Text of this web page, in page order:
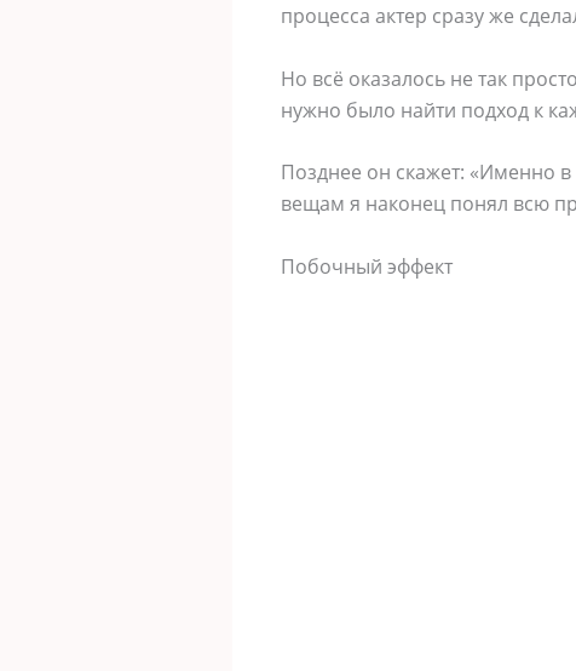
процесса актер сразу же
Но всё оказалось не так
нужно было найти подход к
Позднее он скажет: «Именно
вещам я наконец понял всю
Побочный эффект